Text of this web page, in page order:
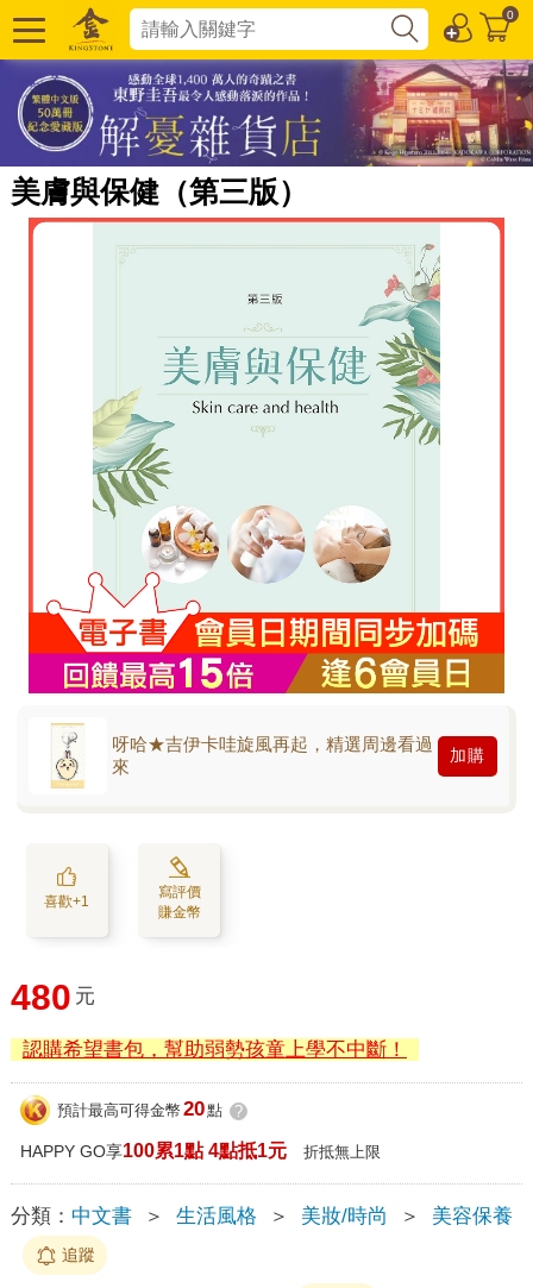
0
美膚與保健（第三版）
呀哈★吉伊卡哇旋風再起，精選周邊看過
來
加購
喜歡+1
寫評價
賺金幣
480 元
認購希望書包，幫助弱勢孩童上學不中斷！
預計最高可得金幣 20點 ?
HAPPY GO享100累1點 4點抵1元 折抵無上限
分類： 中文書 ＞ 生活風格 ＞ 美妝/時尚 ＞ 美容保養
追蹤